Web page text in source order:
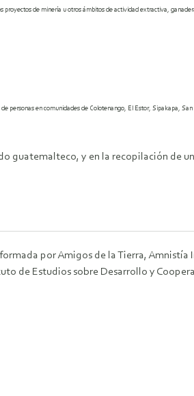
proyectos de minería u otros ámbitos de actividad extractiva,
personas en comunidades de Colotenango, El Estor, Sipakapa,
guatemalteco, y en la recopilación de
porAmigos de la Tierra, Amnistía
de Estudios sobre Desarrollo y